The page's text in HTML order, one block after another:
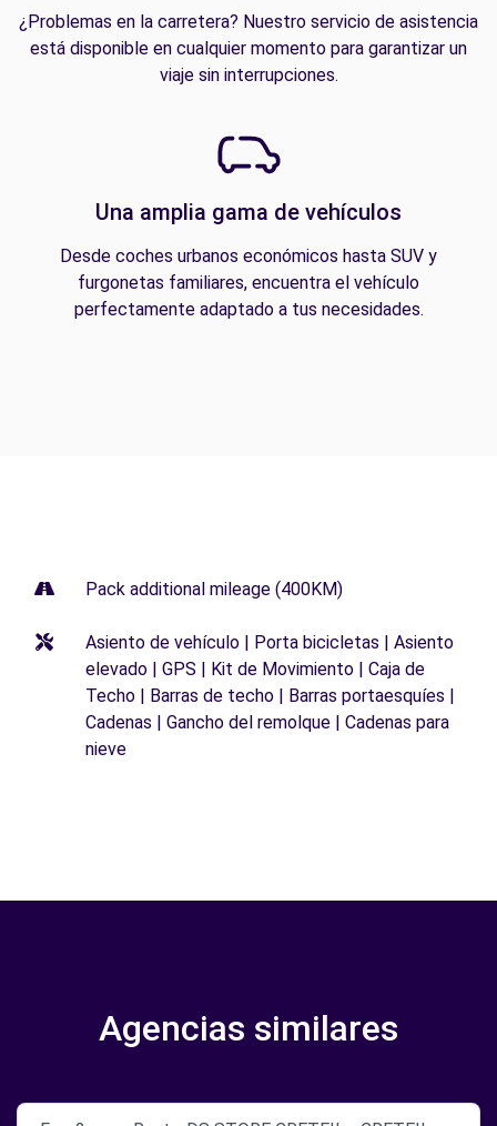
¿Problemas en la carretera? Nuestro servicio de asistencia
está disponible en cualquier momento para garantizar un
viaje sin interrupciones.
Una amplia gama de vehículos
Desde coches urbanos económicos hasta SUV y
furgonetas familiares, encuentra el vehículo
perfectamente adaptado a tus necesidades.
Pack additional mileage (400KM)
Asiento de vehículo | Porta bicicletas | Asiento
elevado | GPS | Kit de Movimiento | Caja de
Techo | Barras de techo | Barras portaesquíes |
Cadenas | Gancho del remolque | Cadenas para
nieve
Agencias similares